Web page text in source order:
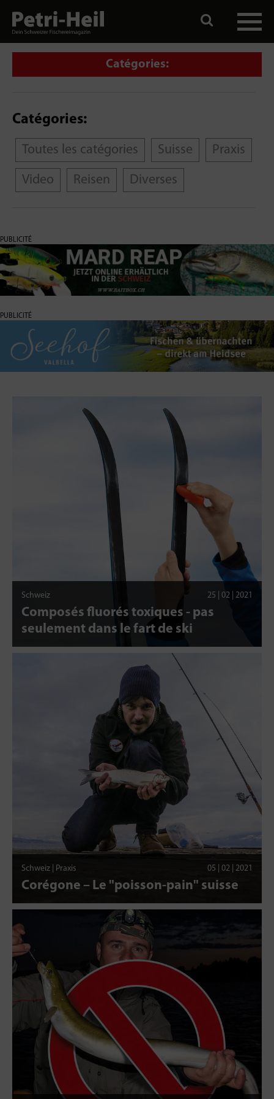
Catégories:
Catégories:
Toutes les catégories Suisse Praxis
Video Reisen Diverses
PUBLICITÉ
PUBLICITÉ
Schweiz 25 | 02 | 2021
Composés fluorés toxiques - pas
seulement dans le fart de ski
Schweiz | Praxis 05 | 02 | 2021
Corégone – Le "poisson-pain" suisse